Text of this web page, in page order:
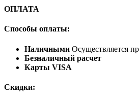
ОПЛАТА
Способы оплаты:
Наличными Осуществляется
Безналичный расчет
Карты VISA
Скидки: